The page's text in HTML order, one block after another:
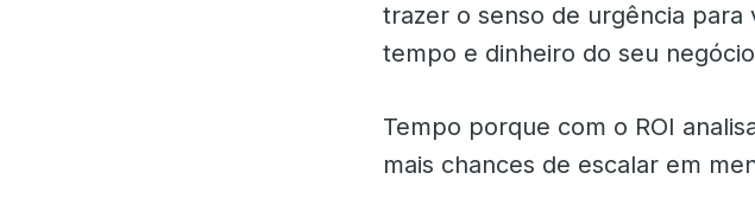
trazer o senso de urgência
tempo e dinheiro do seu
Tempo porque com o ROI
mais chances de escalar em